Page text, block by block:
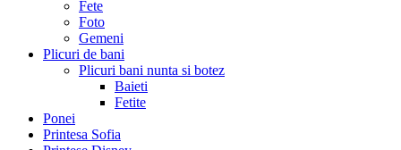
Fete
Foto
Gemeni
Plicuri de bani
Plicuri bani nunta si botez
Baieti
Fetite
Ponei
Printesa Sofia